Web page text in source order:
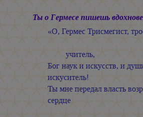
Ты о Гермесе пишешь
«О, Гермес Трисмегист,
учитель,
Бог наук и искусств, и
искуситель!
Ты мне передал власть
сердце